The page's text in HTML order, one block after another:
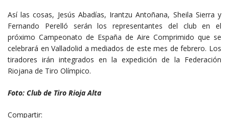
Así las cosas, Jesús Abadías, Irantzu Antoñana, Sheila Sierra y
Fernando Perelló serán los representantes del club en el
próximo Campeonato de España de Aire Comprimido que se
celebrará en Valladolid a mediados de este mes de febrero. Los
tiradores irán integrados en la expedición de la Federación
Riojana de Tiro Olímpico.
Foto: Club de Tiro Rioja Alta
Compartir: